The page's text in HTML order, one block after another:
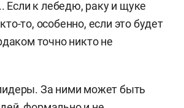
Если к лебедю, раку и щуке
то, особенно, если это будет
точно никто не
За ними может быть